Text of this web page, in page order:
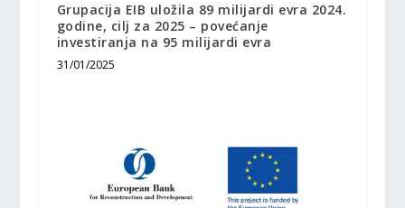
Grupacija EIB uložila 89 milijardi evra 2024.
godine, cilj za 2025 – povećanje
investiranja na 95 milijardi evra
31/01/2025